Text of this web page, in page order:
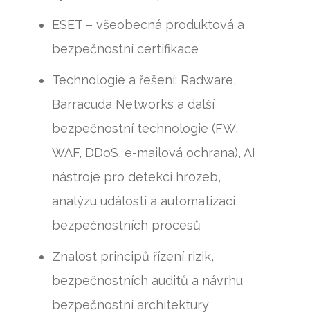
ESET – všeobecná produktová a
bezpečnostní certifikace
Technologie a řešení: Radware,
Barracuda Networks a další
bezpečnostní technologie (FW,
WAF, DDoS, e-mailová ochrana), AI
nástroje pro detekci hrozeb,
analýzu událostí a automatizaci
bezpečnostních procesů
Znalost principů řízení rizik,
bezpečnostních auditů a návrhu
bezpečnostní architektury